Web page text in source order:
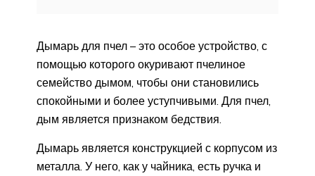
Дымарь для пчел – это особое устройство, с
помощью которого окуривают пчелиное
семейство дымом, чтобы они становились
спокойными и более уступчивыми. Для пчел,
дым является признаком бедствия.
Дымарь является конструкцией с корпусом из
металла. У него, как у чайника, есть ручка и